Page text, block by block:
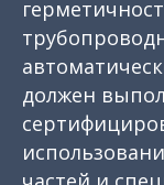
должен